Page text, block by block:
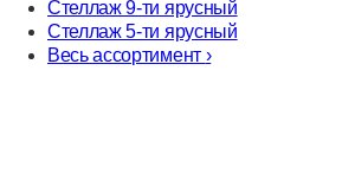
Стеллаж 9-ти ярусный
Стеллаж 5-ти ярусный
Весь ассортимент ›